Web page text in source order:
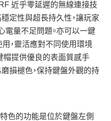
近乎零延遲的無線連接技
定性與超長持久性，讓玩家
量不足問題。亦可以一鍵
，靈活應對不同使用環境
帽提供優良的表面質感手
損褪色，保持鍵盤外觀的持
色的功能是位於鍵盤左側